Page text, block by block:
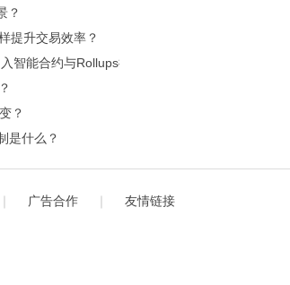
？
提升交易效率？
智能合约与Rollups扩展？
？
是什么？
广告合作 友情链接